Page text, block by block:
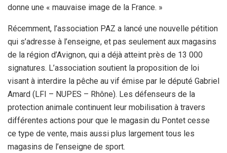
donne une « mauvaise image de la France. »
Récemment, l’association PAZ a lancé une nouvelle pétition
qui s’adresse à l’enseigne, et pas seulement aux magasins
de la région d’Avignon, qui a déjà atteint près de 13 000
signatures. L’association soutient la proposition de loi
visant à interdire la pêche au vif émise par le député Gabriel
Amard (LFI – NUPES – Rhône). Les défenseurs de la
protection animale continuent leur mobilisation à travers
différentes actions pour que le magasin du Pontet cesse
ce type de vente, mais aussi plus largement tous les
magasins de l’enseigne de sport.